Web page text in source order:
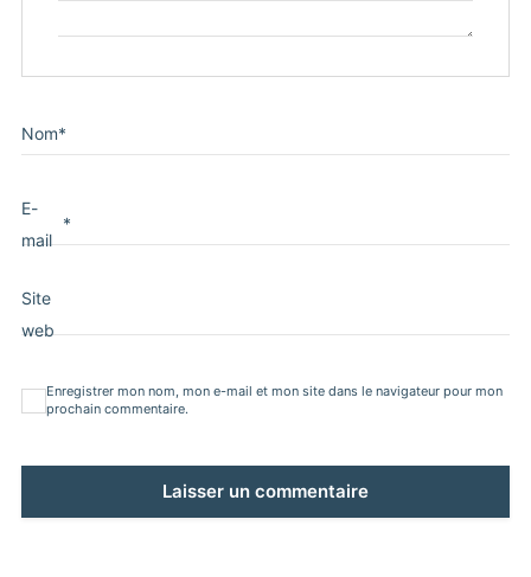
Nom*
E-
mail
*
Site
web
Enregistrer mon nom, mon e-mail et mon site dans le navigateur pour mon
prochain commentaire.